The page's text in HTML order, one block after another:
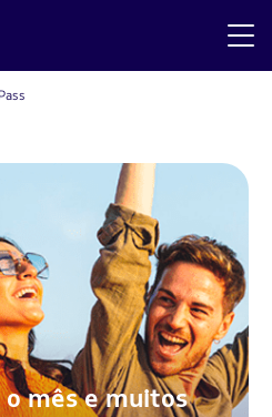
mês e muitos